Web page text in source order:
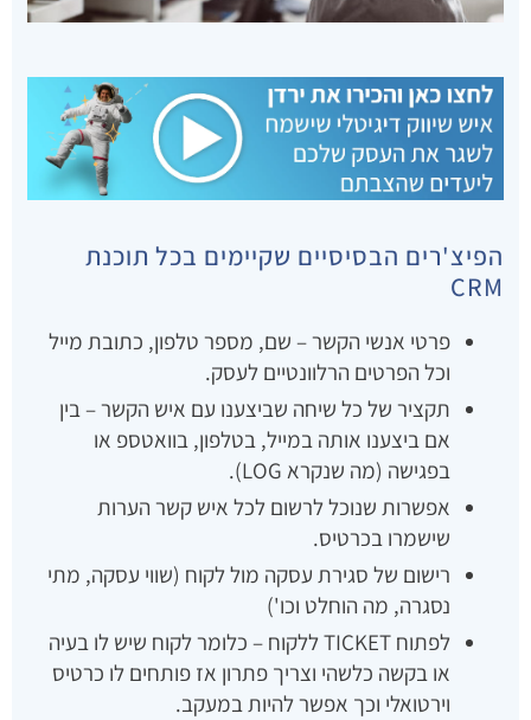
הפיצ'רים הבסיסיים שקיימים בכל תוכנת
CRM
פרטי אנשי הקשר – שם, מספר טלפון, כתובת מייל
וכל הפרטים הרלוונטיים לעסק.
תקציר של כל שיחה שביצענו עם איש הקשר – בין
אם ביצענו אותה במייל, בטלפון, בוואטספ או
בפגישה (מה שנקרא LOG).
אפשרות שנוכל לרשום לכל איש קשר הערות
שישמרו בכרטיס.
רישום של סגירת עסקה מול לקוח (שווי עסקה, מתי
נסגרה, מה הוחלט וכו')
לפתוח TICKET ללקוח – כלומר לקוח שיש לו בעיה
או בקשה כלשהי וצריך פתרון אז פותחים לו כרטיס
וירטואלי וכך אפשר להיות במעקב.